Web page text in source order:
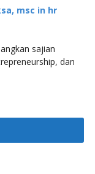
msc in hr
sajian
dan